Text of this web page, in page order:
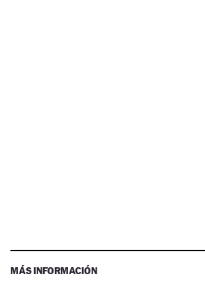
MÁS INFORMACIÓN